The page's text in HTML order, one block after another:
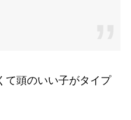
て頭のいい子がタイプ